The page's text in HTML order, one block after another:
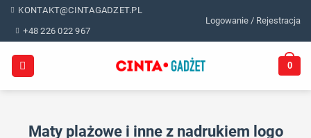
Skip
content
KONTAKT@CINTAGADZET.PL
+48 226 022 967
Logowanie / Rejestracja
0
Maty plażowe i inne z nadrukiem logo